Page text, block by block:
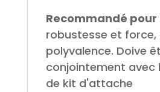
Recommandé pour
robustesse et force,
polyvalence. Doive
conjointement avec
de kit d'attache